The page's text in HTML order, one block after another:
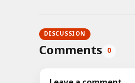
DISCUSSION
Comments 0